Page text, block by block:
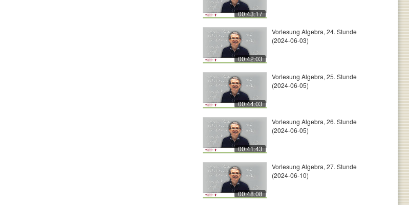
00:43:17
00:42:03
Vorlesung Algebra, 24. Stunde
(2024-06-03)
00:44:03
Vorlesung Algebra, 25. Stunde
(2024-06-05)
00:41:43
Vorlesung Algebra, 26. Stunde
(2024-06-05)
00:48:08
Vorlesung Algebra, 27. Stunde
(2024-06-10)